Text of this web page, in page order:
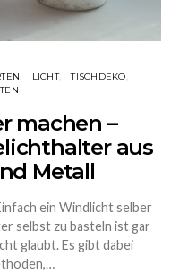
LICHT
TISCHDEKO
machen –
aus
Metall
ein Windlicht selber
selbst zu basteln ist gar
glaubt. Es gibt dabei